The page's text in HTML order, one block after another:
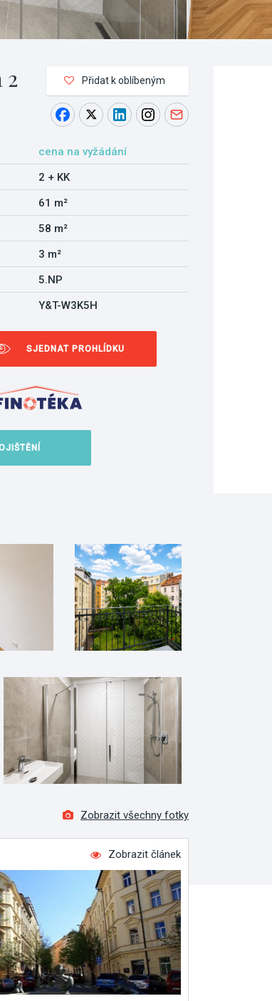
2
Přidat k oblíbeným
cena na vyžádání
2 + KK
61 m²
58 m²
3 m²
5.NP
Y&T-W3K5H
SJEDNAT PROHLÍDKU
Zobrazit všechny fotky
Zobrazit článek